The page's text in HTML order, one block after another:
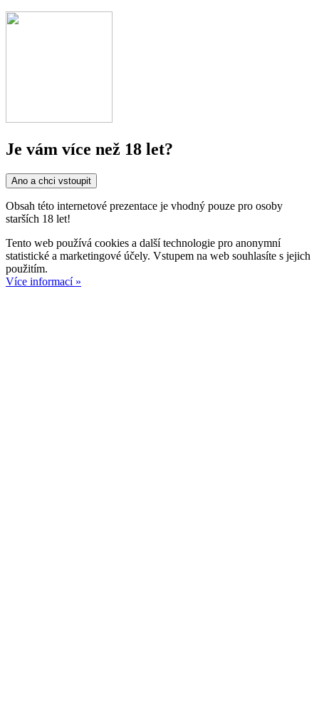
Je vám více než 18 let?
Ano a chci vstoupit
Obsah této internetové prezentace je vhodný pouze pro osoby
starších 18 let!
Tento web používá cookies a další technologie pro anonymní
statistické a marketingové účely. Vstupem na web souhlasíte s jejich
použitím.
Více informací »